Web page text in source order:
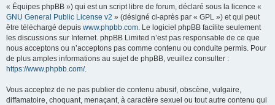
« Équipes phpBB ») qui est un script libre de forum, déclaré sous la licence «
GNU General Public License v2 » (désigné ci-après par « GPL ») et qui peut
être téléchargé depuis www.phpbb.com. Le logiciel phpBB facilite seulement
les discussions sur Internet. phpBB Limited n’est pas responsable de ce que
nous acceptons ou n’acceptons pas comme contenu ou conduite permis. Pour
de plus amples informations au sujet de phpBB, veuillez consulter :
https://www.phpbb.com/.
Vous acceptez de ne pas publier de contenu abusif, obscène, vulgaire,
diffamatoire, choquant, menaçant, à caractère sexuel ou tout autre contenu qui